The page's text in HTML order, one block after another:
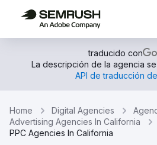
traducido con
La descripción de la agencia
API de traducción
Home Digital Agencies
Advertising Agencies In California
PPC Agencies In California